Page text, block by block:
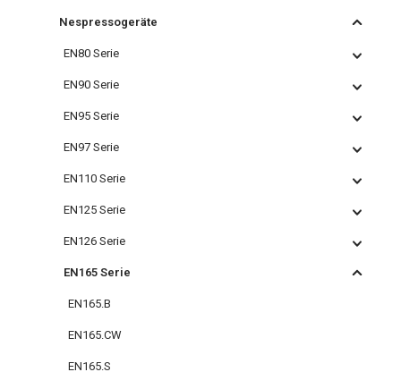
Nespressogeräte
EN80 Serie
EN90 Serie
EN95 Serie
EN97 Serie
EN110 Serie
EN125 Serie
EN126 Serie
EN165 Serie
EN165.B
EN165.CW
EN165.S